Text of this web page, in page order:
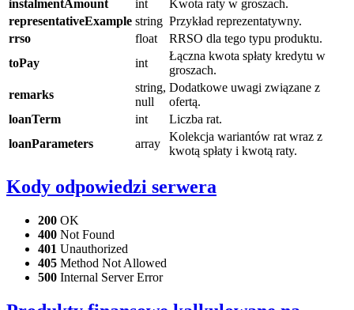
instalmentAmount
int
Kwota raty w groszach.
representativeExample string Przykład reprezentatywny.
rrso
float
RRSO dla tego typu produktu.
toPay
int
Łączna kwota spłaty kredytu w
groszach.
remarks
string,
null
Dodatkowe uwagi związane z
ofertą.
loanTerm
int
Liczba rat.
loanParameters
array
Kolekcja wariantów rat wraz z
kwotą spłaty i kwotą raty.
Kody odpowiedzi serwera
200 OK
400 Not Found
401 Unauthorized
405 Method Not Allowed
500 Internal Server Error